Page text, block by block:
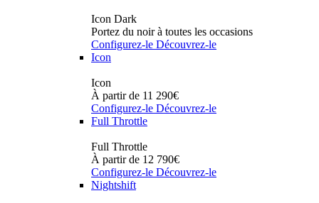
Icon Dark
Portez du noir à toutes les occasions
Configurez-le Découvrez-le
Icon
Icon
À partir de 11 290€
Configurez-le Découvrez-le
Full Throttle
Full Throttle
À partir de 12 790€
Configurez-le Découvrez-le
Nightshift